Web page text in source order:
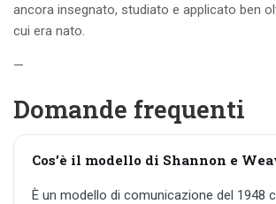
ancora insegnato, studiato e applicato ben
cui era nato.
—
Domande frequenti
Cos’è il modello di Shannon e
È un modello di comunicazione del 1948